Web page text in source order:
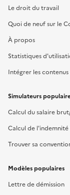
Le droit du travail
Quoi de neuf sur le
À propos
Statistiques
Intégrer les
Simulateurs
Calcul du salaire
Calcul de
Trouver sa
Modèles populaires
Lettre de démission